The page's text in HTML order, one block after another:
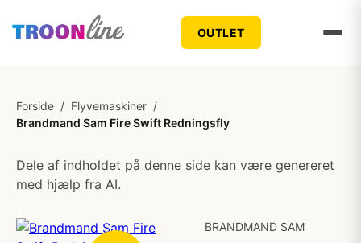
OUTLET
Forside / Flyvemaskiner /
Brandmand Sam Fire Swift Redningsfly
Dele af indholdet på denne side kan være genereret
med hjælp fra AI.
BRANDMAND SAM